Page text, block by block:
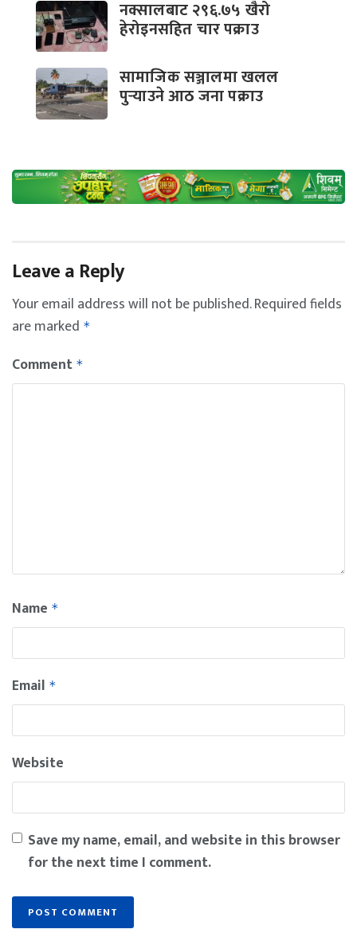
नक्सालबाट २९६.७५ खैरो
हेरोइनसहित चार पक्राउ
सामाजिक सञ्जालमा खलल
पुर्‍याउने आठ जना पक्राउ
Leave a Reply
Your email address will not be published.Required fields
are marked *
Comment *
Name *
Email *
Website
Save my name, email, and website in this browser
for the next time I comment.